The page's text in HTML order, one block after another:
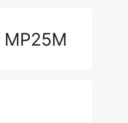
MP25M